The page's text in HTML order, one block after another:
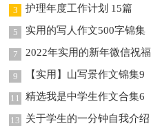
3 护理年度工作计划 15篇
5
实用的写人作文500字锦集
七篇
7
2022年实用的新年微信祝福
语70条
9
【实用】山写景作文锦集9
篇
11
精选我是中学生作文合集6
篇
13
关于学生的一分钟自我介绍